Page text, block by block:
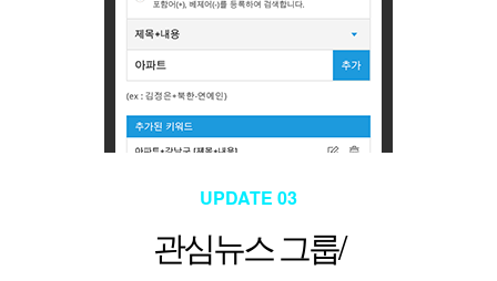
UPDATE 03
관심뉴스 그룹/